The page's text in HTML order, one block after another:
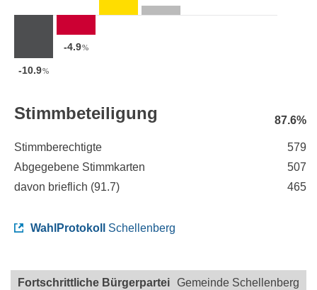
-10.9%
-4.9%
Stimmbeteiligung 87.6%
Stimmberechtigte
579
Abgegebene Stimmkarten
507
davon brieflich (91.7) 465
WahlProtokoll Schellenberg
Fortschrittliche Bürgerpartei Gemeinde Schellenberg